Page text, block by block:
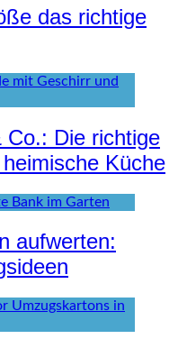
das richtige
Co.: Die richtige
Küche
aufwerten: